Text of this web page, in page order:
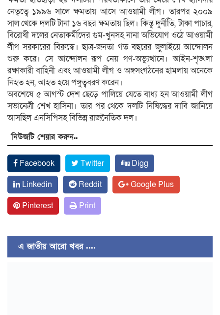
নেতৃত্বে ১৯৯৬ সালে ক্ষমতায় আসে আওয়ামী লীগ। তারপর ২০০৯
সাল থেকে দলটি টানা ১৬ বছর ক্ষমতায় ছিল। কিন্তু দুর্নীতি, টাকা পাচার,
বিরোধী দলের নেতাকর্মীদের গুম-খুনসহ নানা অভিযোগ ওঠে আওয়ামী
লীগ সরকারের বিরুদ্ধে। ছাত্র-জনতা গত বছরের জুলাইয়ে আন্দোলন
শুরু করে। সে আন্দোলন রূপ নেয় গণ-অভ্যুত্থানে। আইন-শৃঙ্খলা
রক্ষাকারী বাহিনী এবং আওয়ামী লীগ ও অঙ্গসংগঠনের হামলায় অনেকে
নিহত হন, আহত হয়ে পঙ্গুত্ববরণ করেন।
অবশেষে ৫ আগস্ট দেশ ছেড়ে পালিয়ে যেতে বাধ্য হন আওয়ামী লীগ
সভানেত্রী শেখ হাসিনা। তার পর থেকে দলটি নিষিদ্ধের দাবি জানিয়ে
আসছিল এনসিপিসহ বিভিন্ন রাজনৈতিক দল।
নিউজটি শেয়ার করুন..
Facebook Twitter
Digg
Linkedin
Reddit
Google Plus
Pinterest
Print
এ জাতীয় আরো খবর ....